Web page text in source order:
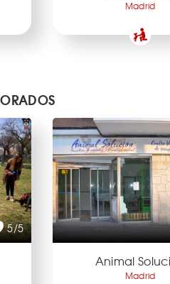
Madrid
5/5
Animal
Madrid